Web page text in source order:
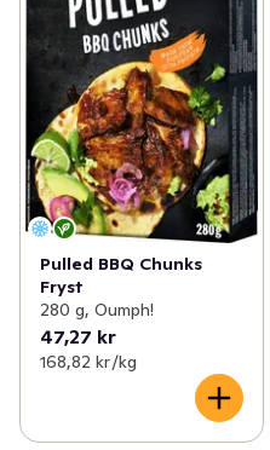
Pulled BBQ Chunks
Fryst
280 g, Oumph!
47,27 kr
168,82 kr /kg